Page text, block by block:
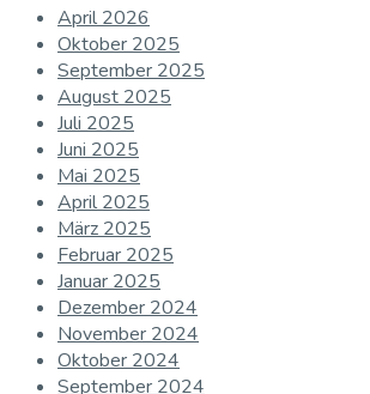
April 2026
Oktober 2025
September 2025
August 2025
Juli 2025
Juni 2025
Mai 2025
April 2025
März 2025
Februar 2025
Januar 2025
Dezember 2024
November 2024
Oktober 2024
September 2024